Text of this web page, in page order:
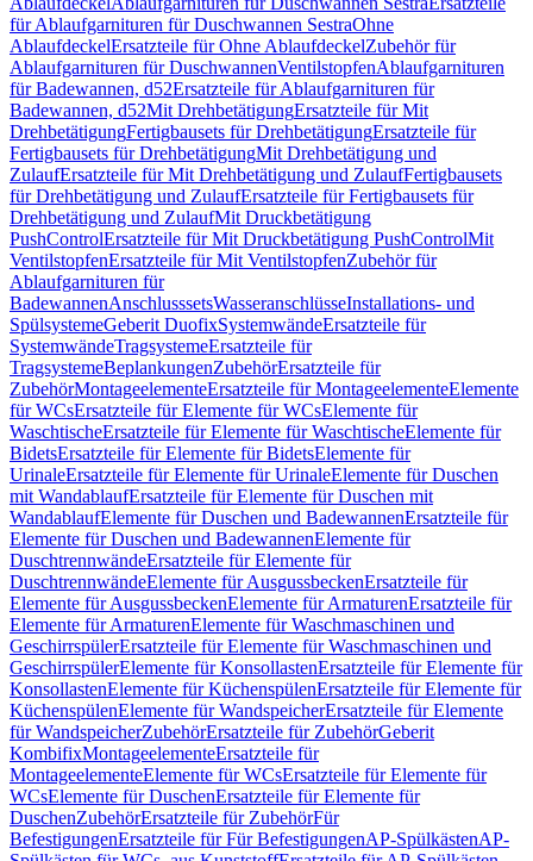
für Ablaufgarnituren für Duschwannen SestraOhne
AblaufdeckelErsatzteile für Ohne AblaufdeckelZubehör für
Ablaufgarnituren für DuschwannenVentilstopfenAblaufgarnituren
für Badewannen, d52Ersatzteile für Ablaufgarnituren für
Badewannen, d52Mit DrehbetätigungErsatzteile für Mit
DrehbetätigungFertigbausets für DrehbetätigungErsatzteile für
Fertigbausets für DrehbetätigungMit Drehbetätigung und
ZulaufErsatzteile für Mit Drehbetätigung und ZulaufFertigbausets
für Drehbetätigung und ZulaufErsatzteile für Fertigbausets für
Drehbetätigung und ZulaufMit Druckbetätigung
PushControlErsatzteile für Mit Druckbetätigung PushControlMit
VentilstopfenErsatzteile für Mit VentilstopfenZubehör für
Ablaufgarnituren für
BadewannenAnschlusssetsWasseranschlüsseInstallations- und
SpülsystemeGeberit DuofixSystemwändeErsatzteile für
SystemwändeTragsystemeErsatzteile für
TragsystemeBeplankungenZubehörErsatzteile für
ZubehörMontageelementeErsatzteile für MontageelementeElemente
für WCsErsatzteile für Elemente für WCsElemente für
WaschtischeErsatzteile für Elemente für WaschtischeElemente für
BidetsErsatzteile für Elemente für BidetsElemente für
UrinaleErsatzteile für Elemente für UrinaleElemente für Duschen
mit WandablaufErsatzteile für Elemente für Duschen mit
WandablaufElemente für Duschen und BadewannenErsatzteile für
Elemente für Duschen und BadewannenElemente für
DuschtrennwändeErsatzteile für Elemente für
DuschtrennwändeElemente für AusgussbeckenErsatzteile für
Elemente für AusgussbeckenElemente für ArmaturenErsatzteile für
Elemente für ArmaturenElemente für Waschmaschinen und
GeschirrspülerErsatzteile für Elemente für Waschmaschinen und
GeschirrspülerElemente für KonsollastenErsatzteile für Elemente für
KonsollastenElemente für KüchenspülenErsatzteile für Elemente für
KüchenspülenElemente für WandspeicherErsatzteile für Elemente
für WandspeicherZubehörErsatzteile für ZubehörGeberit
KombifixMontageelementeErsatzteile für
MontageelementeElemente für WCsErsatzteile für Elemente für
WCsElemente für DuschenErsatzteile für Elemente für
DuschenZubehörErsatzteile für ZubehörFür
BefestigungenErsatzteile für Für BefestigungenAP-SpülkästenAP-